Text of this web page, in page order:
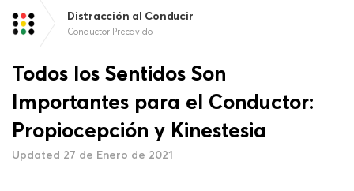
Distracción al Conducir
Conductor Precavido
Todos los Sentidos Son
Importantes para el Conductor:
Propiocepción y Kinestesia
Updated 27 de Enero de 2021